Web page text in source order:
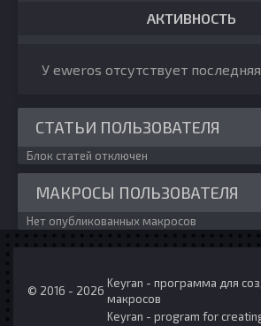
АКТИВНОСТЬ
У eweros отсутствует
СТАТЬИ ПОЛЬЗОВАТЕЛЯ
Блок статей отключен
МАКРОСЫ ПОЛЬЗОВАТЕЛЯ
Нет опубликованных макросов
© 2016 - 2026
Keyran - программа для
макросов
Keyran - program for